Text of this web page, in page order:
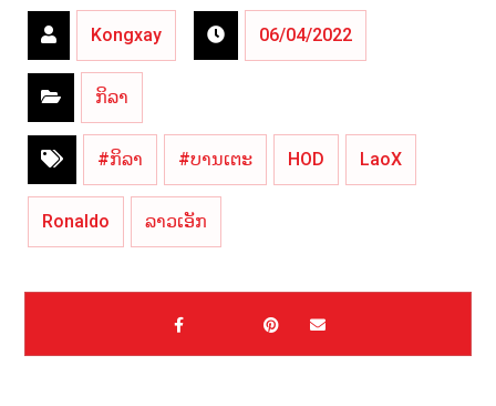
Kongxay 06/04/2022
ກິລາ
#ກິລາ #ບານເຕະ HOD LaoX
Ronaldo ລາວເອັກ